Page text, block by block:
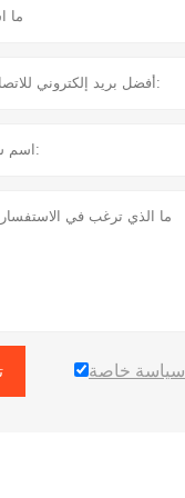
سياسة خاصة